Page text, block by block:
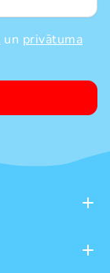
un privātuma